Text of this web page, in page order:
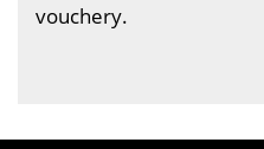
vouchery.